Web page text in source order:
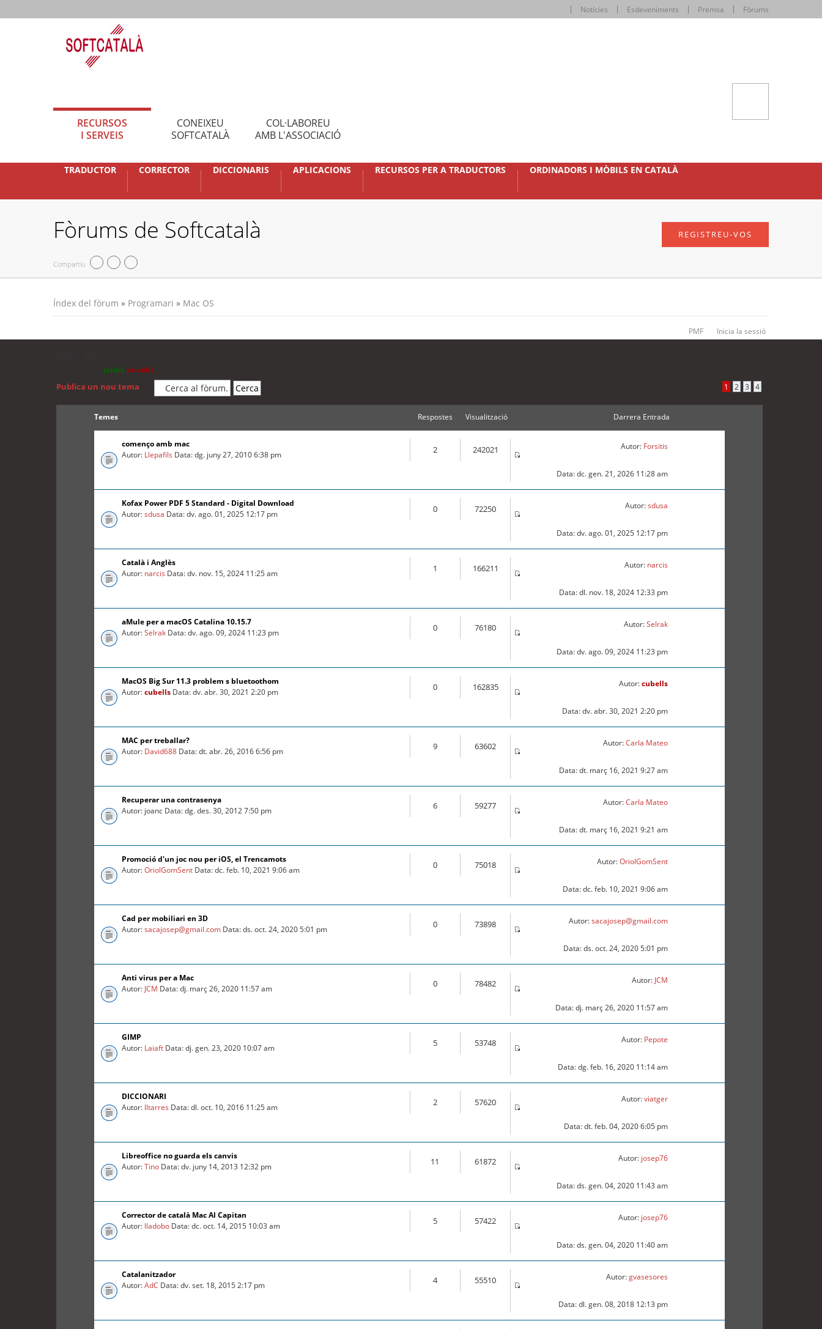
Notícies Esdeveniments Premsa Fòrums
RECURSOS
I SERVEIS
CONEIXEU
SOFTCATALÀ
COL·LABOREU
AMB L'ASSOCIACIÓ
TRADUCTOR CORRECTOR DICCIONARIS APLICACIONS RECURSOS PER A TRADUCTORS ORDINADORS I MÒBILS EN CATALÀ
Fòrums de Softcatalà
Compartiu
REGISTREU-VOS
Índex del fòrum » Programari » Mac OS
PMF Inicia la sessió
jordis cubells
Publica un nou tema 1 2 3 4
Temes Respostes Visualització Darrera Entrada
començo amb mac
Autor: Llepafils Data: dg. juny 27, 2010 6:38 pm 2 242021 Autor: Forsitis
Data: dc. gen. 21, 2026 11:28 am
Kofax Power PDF 5 Standard - Digital Download
Autor:sdusa Data: dv. ago. 01, 2025 12:17 pm 0 72250 Autor:sdusa
Data: dv. ago. 01, 2025 12:17 pm
Català i Anglès
Autor: narcis Data: dv. nov. 15, 2024 11:25 am 1 166211 Autor: narcis
Data: dl. nov. 18, 2024 12:33 pm
aMule per a macOS Catalina 10.15.7
Autor:Selrak Data: dv. ago. 09, 2024 11:23 pm 0 76180 Autor:Selrak
Data: dv. ago. 09, 2024 11:23 pm
MacOS Big Sur 11.3 problem s bluetoothom
Autor:cubells Data: dv. abr. 30, 2021 2:20 pm 0 162835 Autor:cubells
Data: dv. abr. 30, 2021 2:20 pm
MAC per treballar?
Autor: David688 Data: dt. abr. 26, 2016 6:56 pm 9 63602 Autor:Carla Mateo
Data: dt. març 16, 2021 9:27 am
Recuperar una contrasenya
Autor: joanc Data: dg. des. 30, 2012 7:50 pm
6 59277 Autor:Carla Mateo
Data: dt. març 16, 2021 9:21 am
Promoció d'un joc nou per iOS, el Trencamots
Autor:OriolGomSent Data: dc. feb. 10, 2021 9:06 am 0 75018 Autor:OriolGomSent
Data: dc. feb. 10, 2021 9:06 am
Cad per mobiliari en 3D
Autor:sacajosep@gmail.com Data: ds. oct. 24, 2020 5:01 pm 0 73898 Autor:sacajosep@gmail.com
Data: ds. oct. 24, 2020 5:01 pm
Anti virus per a Mac
Autor: JCM Data: dj. març 26, 2020 11:57 am 0 78482 Autor: JCM
Data: dj. març 26, 2020 11:57 am
GIMP
Autor: Laiaft Data: dj. gen. 23, 2020 10:07 am 5 53748 Autor: Pepote
Data: dg. feb. 16, 2020 11:14 am
DICCIONARI
Autor: lltarres Data: dl. oct. 10, 2016 11:25 am 2 57620 Autor:viatger
Data: dt. feb. 04, 2020 6:05 pm
Libreoffice no guarda els canvis
Autor:Tino Data: dv. juny 14, 2013 12:32 pm 11 61872 Autor: josep76
Data: ds. gen. 04, 2020 11:43 am
Corrector de català Mac Al Capitan
Autor: lladobo Data: dc. oct. 14, 2015 10:03 am 5 57422 Autor: josep76
Data: ds. gen. 04, 2020 11:40 am
Catalanitzador
Autor:AdC Data: dv. set. 18, 2015 2:17 pm 4 55510 Autor:gvasesores
Data: dl. gen. 08, 2018 12:13 pm